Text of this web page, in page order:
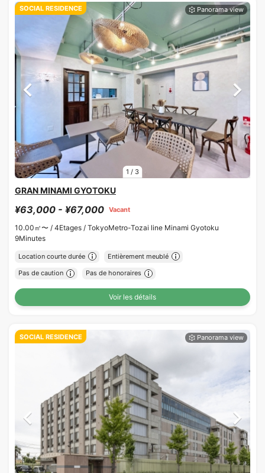
1 / 3
SOCIAL RESIDENCE
GRAN MINAMI GYOTOKU
¥63,000 - ¥67,000 Vacant
10.00㎡〜 / 4Etages / TokyoMetro-Tozai line Minami Gyotoku
9Minutes
Location courte durée Entièrement meublé
Pas de caution Pas de honoraires
Voir les détails
SOCIAL RESIDENCE